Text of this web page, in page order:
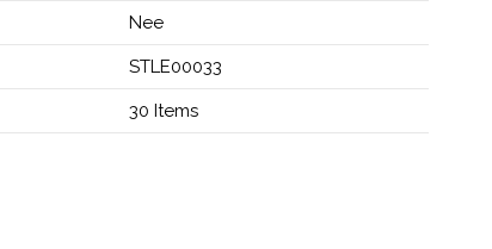
Nee
STLE00033
30 Items